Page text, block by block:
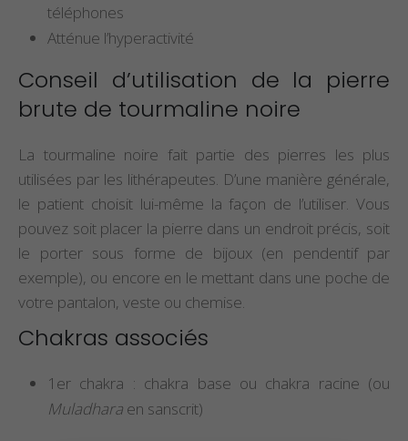
téléphones
Atténue l’hyperactivité
Conseil d’utilisation de la pierre
brute de tourmaline noire
La tourmaline noire fait partie des pierres les plus
utilisées par les lithérapeutes. D’une manière générale,
le patient choisit lui-même la façon de l’utiliser. Vous
pouvez soit placer la pierre dans un endroit précis, soit
le porter sous forme de bijoux (en pendentif par
exemple), ou encore en le mettant dans une poche de
votre pantalon, veste ou chemise.
Chakras associés
1er chakra : chakra base ou chakra racine (ou
Muladhara en sanscrit)